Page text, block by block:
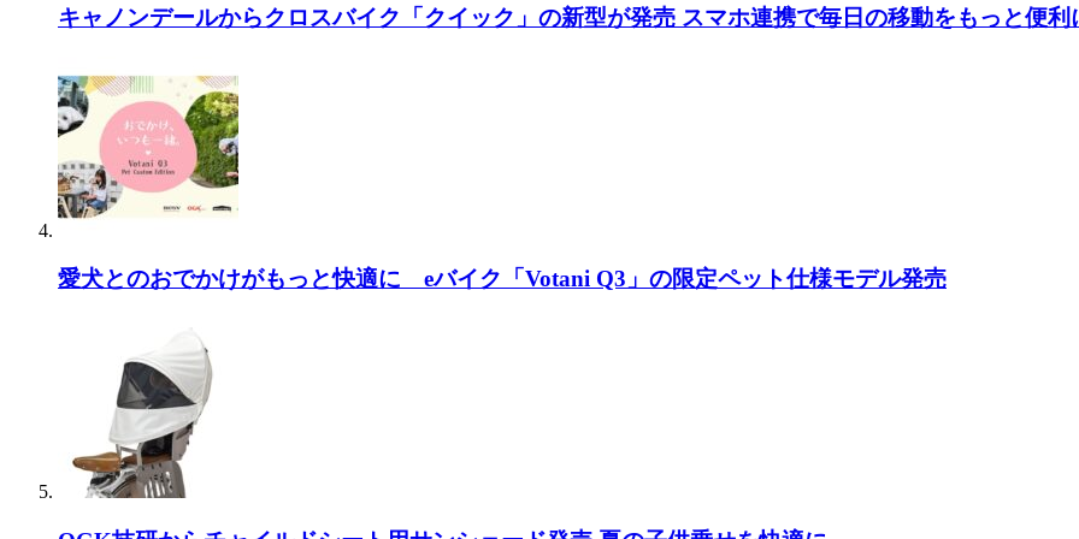
1FはBESVのeバイクを数多く展示しているコーナーがある。試乗も可能だ
プレスセミナーのスピーカーはワイズロード新橋店の田淵店長が務めた
では、プレスセミナーの内容だ。原則としてワイズロードが発表した内
キャノンデールからクロスバイク「クイック」の新型が発売 スマホ連携で毎日の移動をもっと便利
愛犬とのおでかけがもっと快適に eバイク「Votani Q3」の限定ペット仕様モデル発売